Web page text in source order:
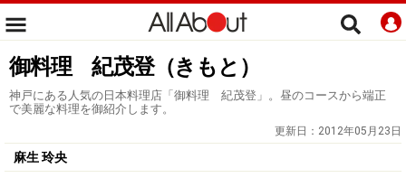
御料理 紀茂登（きもと）
神戸にある人気の日本料理店「御料理 紀茂登」。昼のコースから端正
で美麗な料理を御紹介します。
更新日： 2012年05月23日
麻生 玲央